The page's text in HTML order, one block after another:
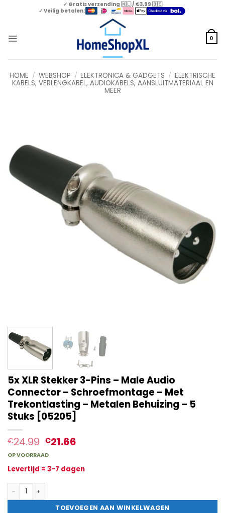
✓ Gratis verzending 🇳🇱 / €3,99 🇧🇪
✓ Veilig betalen:
0
HOME / WEBSHOP / ELEKTRONICA & GADGETS / ELEKTRISCHE
KABELS, VERLENGKABEL, AUDIOKABELS, AANSLUITMATERIAAL EN
MEER
5x XLR Stekker 3-Pins – Male Audio
Connector – Schroefmontage – Met
Trekontlasting – Metalen Behuizing – 5
Stuks [05205]
€24.99 €21.66
OP VOORRAAD
Levertijd = 3-7 dagen
5x XLR Stekker 3-Pins – Male Audio Connector –
TOEVOEGEN AAN WINKELWAGEN